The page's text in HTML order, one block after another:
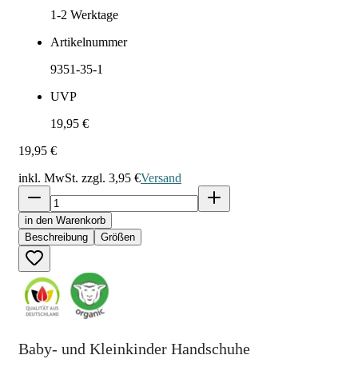
1-2 Werktage
Artikelnummer
9351-35-1
UVP
19,95 €
19,95 €
inkl. MwSt. zzgl. 3,95 €Versand
in den Warenkorb
Beschreibung
Größen
Baby- und Kleinkinder Handschuhe